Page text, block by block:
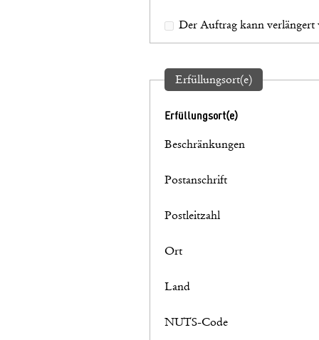
Der Auftrag kann verlängert
Erfüllungsort(e)
Erfüllungsort(e)
Beschränkungen
Postanschrift
Postleitzahl
Ort
Land
NUTS-Code